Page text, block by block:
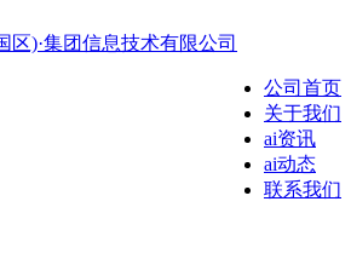
公司首页
关于我们
ai资讯
ai动态
联系我们